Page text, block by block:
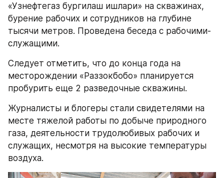
«Узнефтегаз бургилаш ишлари» на скважинах,
бурение рабочих и сотрудников на глубине
тысячи метров. Проведена беседа с рабочими-
служащими.
Следует отметить, что до конца года на
месторождении «Раззокбобо» планируется
пробурить еще 2 разведочные скважины.
Журналисты и блогеры стали свидетелями на
месте тяжелой работы по добыче природного
газа, деятельности трудолюбивых рабочих и
служащих, несмотря на высокие температуры
воздуха.